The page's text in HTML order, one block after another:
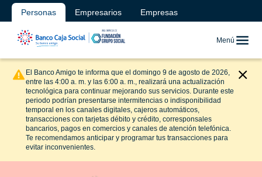
Personas Empresarios Empresas
Menú
El Banco Amigo te informa que el domingo 9 de agosto de 2026,
entre las 4:00 a. m. y las 6:00 a. m., realizará una actualización
tecnológica para continuar mejorando sus servicios. Durante este
periodo podrían presentarse intermitencias o indisponibilidad
temporal en los canales digitales, cajeros automáticos,
transacciones con tarjetas débito y crédito, corresponsales
bancarios, pagos en comercios y canales de atención telefónica.
Te recomendamos anticipar y programar tus transacciones para
evitar inconvenientes.